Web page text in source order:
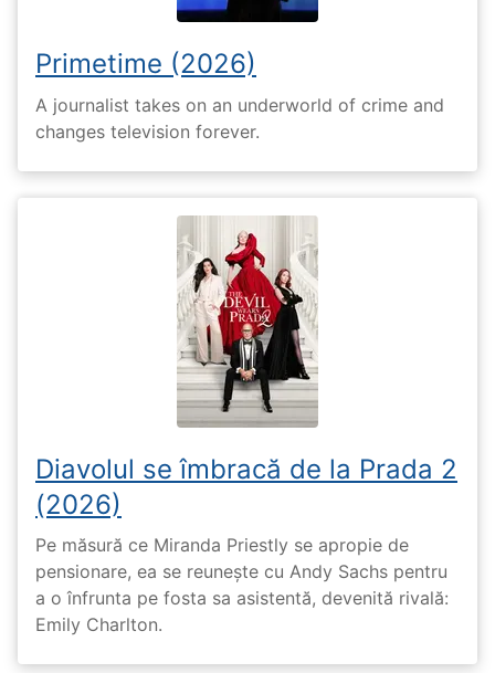
Primetime (2026)
A journalist takes on an underworld of crime and
changes television forever.
Diavolul se îmbracă de la Prada 2
(2026)
Pe măsură ce Miranda Priestly se apropie de
pensionare, ea se reunește cu Andy Sachs pentru
a o înfrunta pe fosta sa asistentă, devenită rivală:
Emily Charlton.